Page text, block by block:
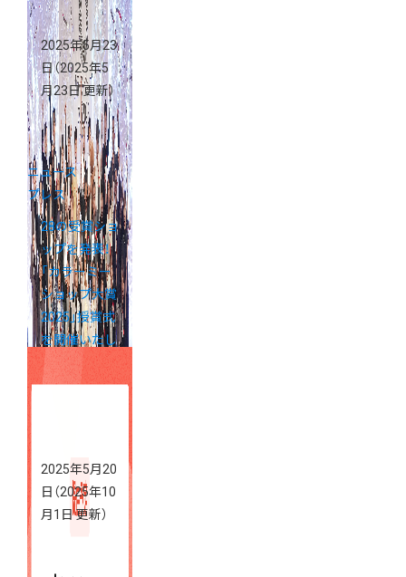
2025年5月23
日（2025年5
月23日 更新）
ニュース
プレス
28の受賞ショ
ップを発表！
「カラーミー
ショップ大賞
2025」授賞式
を開催いたし
ました
2025年5月20
日 （2025年10
月1日 更新）